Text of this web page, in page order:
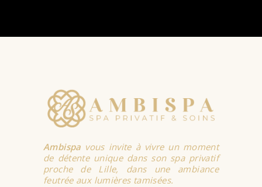
Ambispa vous invite à vivre un moment
de détente unique dans son spa privatif
proche de Lille, dans une ambiance
feutrée aux lumières tamisées.